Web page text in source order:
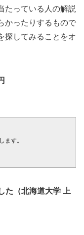
たっている人の解説
かったりするもので
探してみることをオ
ます。
（北海道大学 上